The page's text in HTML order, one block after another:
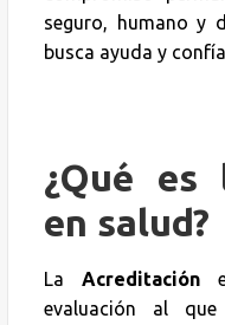
seguro, humano y
busca ayuda y
¿Qué es
en salud?
La Acreditación
evaluación al que